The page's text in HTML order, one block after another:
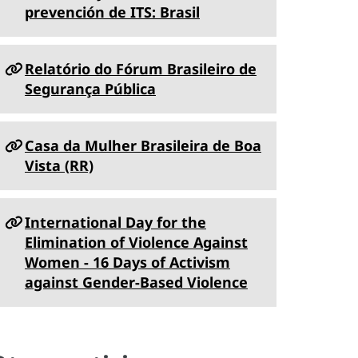
prevención de ITS: Brasil
Relatório do Fórum Brasileiro de
Segurança Pública
Casa da Mulher Brasileira de Boa
Vista (RR)
International Day for the
Elimination of Violence Against
Women - 16 Days of Activism
against Gender-Based Violence